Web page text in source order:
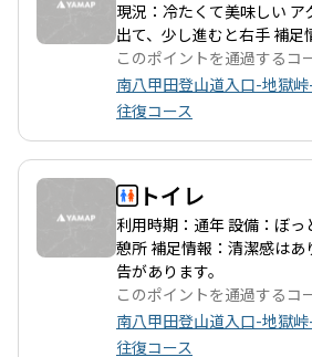
現況：冷たくて美味しい
出て、少し進むと右手 補足
このポイントを通過するコ
南八甲田登山道入口-地獄
往復コース
トイレ
利用時期：通年 設備：ぼ
憩所 補足情報：清潔感はあ
告があります。
このポイントを通過するコ
南八甲田登山道入口-地獄
往復コース